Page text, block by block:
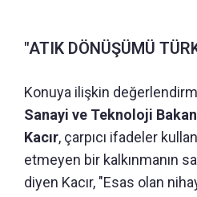
"ATIK DÖNÜŞÜMÜ
Konuya ilişkin
Sanayi ve Teknoloji
Kacır, çarpıcı ifadeler
etmeyen bir kalkınmanın
diyen Kacır, "Esas olan